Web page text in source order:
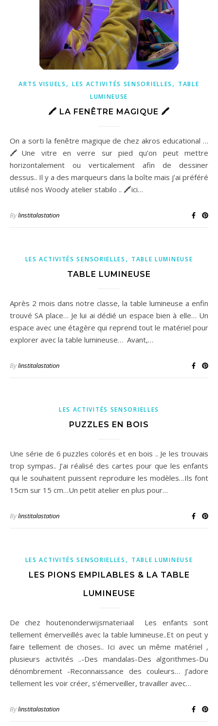
ARTS VISUELS , LES ACTIVITÉS SENSORIELLES , TABLE
LUMINEUSE
🖍 LA FENÊTRE MAGIQUE 🖍
On a sorti la fenêtre magique de chez akros educational …
🖍Une vitre en verre sur pied qu’on peut mettre
horizontalement ou verticalement afin de dessiner
dessus.. Il y a des marqueurs dans la boîte mais j’ai préféré
utilisé nos Woody atelier stabilo .. 🖍ici…
Bylinstitalastation
LES ACTIVITÉS SENSORIELLES , TABLE LUMINEUSE
TABLE LUMINEUSE
Après 2 mois dans notre classe, la table lumineuse a enfin
trouvé SA place… Je lui ai dédié un espace bien à elle… Un
espace avec une étagère qui reprend tout le matériel pour
explorer avec la table lumineuse… Avant,…
Bylinstitalastation
LES ACTIVITÉS SENSORIELLES
PUZZLES EN BOIS
Une série de 6 puzzles colorés et en bois .. Je les trouvais
trop sympas.. J’ai réalisé des cartes pour que les enfants
qui le souhaitent puissent reproduire les modèles…Ils font
15cm sur 15 cm…Un petit atelier en plus pour…
Bylinstitalastation
LES ACTIVITÉS SENSORIELLES , TABLE LUMINEUSE
LES PIONS EMPILABLES & LA TABLE
LUMINEUSE
De chez houtenonderwijsmateriaal Les enfants sont
tellement émerveillés avec la table lumineuse..Et on peut y
faire tellement de choses.. Ici avec un même matériel ,
plusieurs activités ..-Des mandalas-Des algorithmes-Du
dénombrement -Reconnaissance des couleurs… J’adore
tellement les voir créer, s’émerveiller, travailler avec…
Bylinstitalastation